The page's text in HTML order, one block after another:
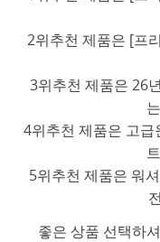
2위추천 제품은 [프
3위추천 제품은 26
4위추천 제품은 고
5위추천 제품은 워
좋은 상품 선택하